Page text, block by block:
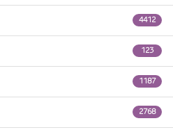
4412
123
1187
2768